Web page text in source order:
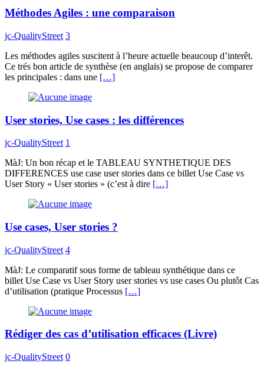
Méthodes Agiles : une comparaison
jc-QualityStreet 3
Les méthodes agiles suscitent à l’heure actuelle beaucoup d’interêt.
Ce trés bon article de synthèse (en anglais) se propose de comparer
les principales : dans une […]
User stories, Use cases : les différences
jc-QualityStreet 1
MàJ: Un bon récap et le TABLEAU SYNTHETIQUE DES
DIFFERENCES use case user stories dans ce billet Use Case vs
User Story « User stories » (c’est à dire […]
Use cases, User stories ?
jc-QualityStreet 4
MàJ: Le comparatif sous forme de tableau synthétique dans ce
billet Use Case vs User Story user stories vs use cases Ou plutôt Cas
d’utilisation (pratique Processus […]
Rédiger des cas d’utilisation efficaces (Livre)
jc-QualityStreet 0